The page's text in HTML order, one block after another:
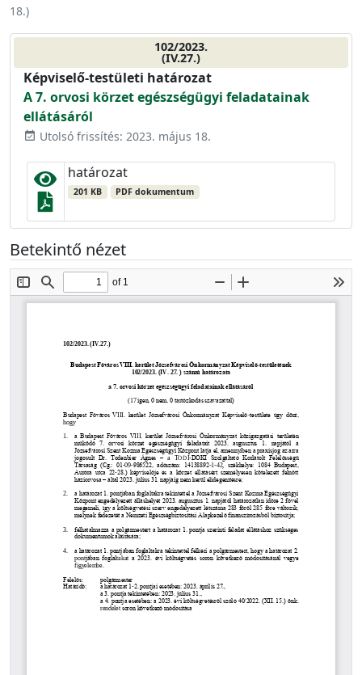
18.)
102/2023.
(IV.27.)
Képviselő-testületi határozat
A 7. orvosi körzet egészségügyi feladatainak
ellátásáról
event_available Utolsó frissítés: 2023. május 18.
határozat
201 KB PDF dokumentum
Betekintő nézet